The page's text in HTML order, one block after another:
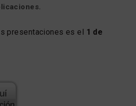
presentaciones es el 1 de